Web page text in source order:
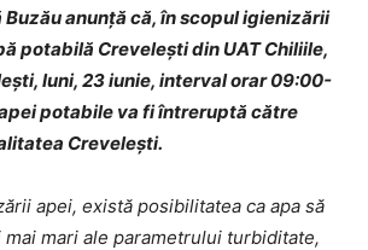
Buzău anunță că, în scopul igienizării
potabilă Crevelești din UAT Chiliile,
luni, 23 iunie, interval orar 09:00-
potabile va fi întreruptă către
Crevelești.
apei, există posibilitatea ca apa să
mari ale parametrului turbiditate,